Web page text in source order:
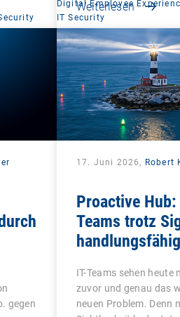
Weiterlesen
gegen
Digital Employee
IT Security
17. Juni 2026, Robert
Proactive Hub:
Teams trotz
handlungsfähig
IT-Teams sehen heute
zuvor und genau das
neuen Problem. Denn